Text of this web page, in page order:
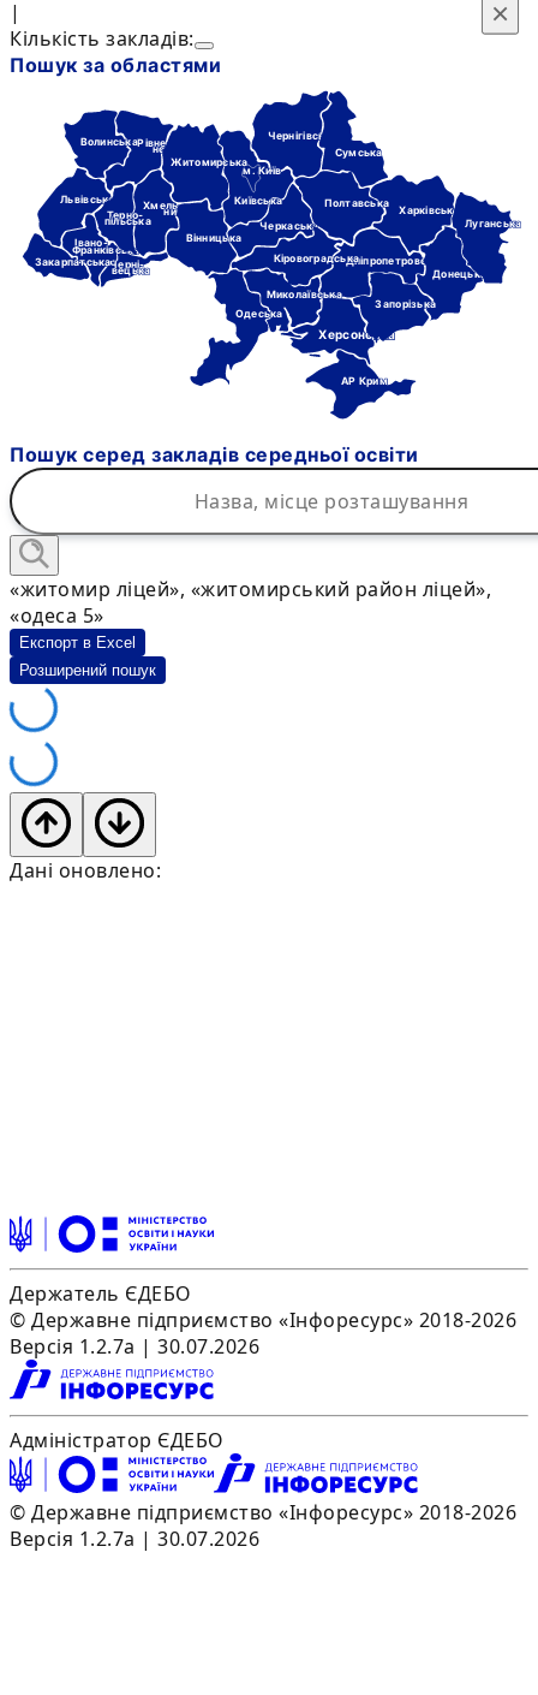
×
|
Кількість закладів:
Пошук за областями
Черкаська
Чернігівська
Черні-
вецька
Дніпропетровська
Донецька
Івано-
Франківська
Харківська
Херсонська
Хмель-
ницька
Кіровоградська
АР Крим
Київська
м. Київ
Луганська
Львівська
Миколаївська
Одеська
Полтавська
Рівне-
нська Сумська
Терно-
пільська
Вінницька
Волинська
Закарпатська
Запорізька
Житомирська
Пошук серед закладів середньої освіти
×
«житомир ліцей», «житомирський район ліцей»,
«одеса 5»
Експорт в Excel
Розширений пошук
Дані оновлено:
Держатель ЄДЕБО
© Державне підприємство «Інфоресурс» 2018-2026
Версія 1.2.7a | 30.07.2026
Адміністратор ЄДЕБО
© Державне підприємство «Інфоресурс» 2018-2026
Версія 1.2.7a | 30.07.2026